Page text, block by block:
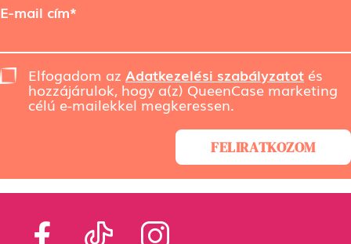
E-mail cím*
Elfogadom az Adatkezelési szabályzatot és
hozzájárulok, hogy a(z) QueenCase marketing
célú e-mailekkel megkeressen.
FELIRATKOZOM